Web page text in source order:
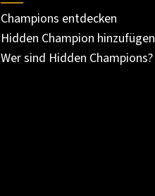
Champions entdecken
Hidden Champion hinzufügen
Wer sind Hidden Champions?